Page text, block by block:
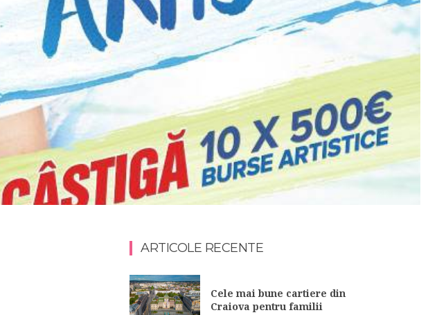
ARTICOLE RECENTE
Cele mai bune cartiere din
Craiova pentru familii